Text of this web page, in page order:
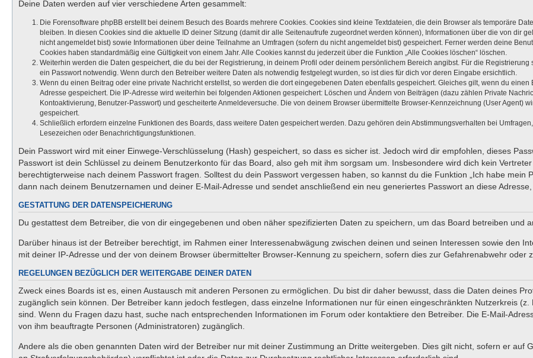
Deine Daten werden auf vier verschiedene Arten gesammelt:
Die Forensoftware phpBB erstellt bei deinem Besuch des Boards mehrere Cookies. Cookies sind kleine Textdateien, die dein Browser als temporäre
bleiben. In diesen Cookies sind die aktuelle ID deiner Sitzung (damit dir alle Seitenaufrufe zugeordnet werden können), Informationen über die von dir
nicht angemeldet bist) sowie Informationen über deine Teilnahme an Umfragen (sofern du nicht angemeldet bist) gespeichert. Ferner werden deine
Cookies haben standardmäßig eine Gültigkeit von einem Jahr. Alle Cookies kannst du jederzeit über die Funktion „Alle Cookies löschen“ löschen.
Weiterhin werden die Daten gespeichert, die du bei der Registrierung, in deinem Profil oder deinem persönlichem Bereich angibst. Für die
ein Passwort notwendig. Wenn durch den Betreiber weitere Daten als notwendig festgelegt wurden, so ist dies für dich vor deren Eingabe ersichtlich.
Wenn du einen Beitrag oder eine private Nachricht erstellst, so werden die dort eingegebenen Daten ebenfalls gespeichert. Gleiches gilt, wenn du
Adresse gespeichert. Die IP-Adresse wird weiterhin bei folgenden Aktionen gespeichert: Löschen und Ändern von Beiträgen (dazu zählen Private
Kontoaktivierung, Benutzer-Passwort) und gescheiterte Anmeldeversuche. Die von deinem Browser übermittelte Browser-Kennzeichnung (User Agent)
gespeichert.
Schließlich erfordern einzelne Funktionen des Boards, dass weitere Daten gespeichert werden. Dazu gehören dein Abstimmungsverhalten bei
Lesezeichen oder Benachrichtigungsfunktionen.
Dein Passwort wird mit einer Einwege-Verschlüsselung (Hash) gespeichert, so dass es sicher ist. Jedoch wird dir empfohlen, dieses
Passwort ist dein Schlüssel zu deinem Benutzerkonto für das Board, also geh mit ihm sorgsam um. Insbesondere wird dich kein
berechtigterweise nach deinem Passwort fragen. Solltest du dein Passwort vergessen haben, so kannst du die Funktion „Ich habe mein
dann nach deinem Benutzernamen und deiner E-Mail-Adresse und sendet anschließend ein neu generiertes Passwort an diese
GESTATTUNG DER DATENSPEICHERUNG
Du gestattest dem Betreiber, die von dir eingegebenen und oben näher spezifizierten Daten zu speichern, um das Board betreiben und
Darüber hinaus ist der Betreiber berechtigt, im Rahmen einer Interessenabwägung zwischen deinen und seinen Interessen sowie den
mit deiner IP-Adresse und der von deinem Browser übermittelter Browser-Kennung zu speichern, sofern dies zur Gefahrenabwehr oder
REGELUNGEN BEZÜGLICH DER WEITERGABE DEINER DATEN
Zweck eines Boards ist es, einen Austausch mit anderen Personen zu ermöglichen. Du bist dir daher bewusst, dass die Daten deines
zugänglich sein können. Der Betreiber kann jedoch festlegen, dass einzelne Informationen nur für einen eingeschränkten Nutzerkreis
sind. Wenn du Fragen dazu hast, suche nach entsprechenden Informationen im Forum oder kontaktiere den Betreiber. Die E-Mail-
von ihm beauftragte Personen (Administratoren) zugänglich.
Andere als die oben genannten Daten wird der Betreiber nur mit deiner Zustimmung an Dritte weitergeben. Dies gilt nicht, sofern er auf